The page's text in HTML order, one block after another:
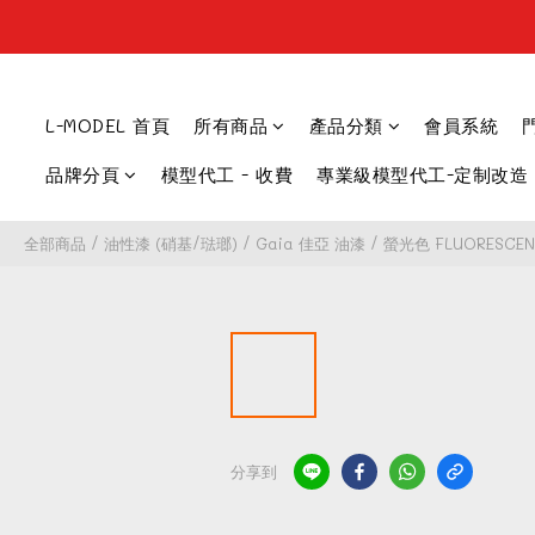
L-MODEL 首頁 所有商品 產品分類 會員系統
品牌分頁 模型代工 - 收費 專業級模型代工-定制改造
全部商品 / 油性漆 (硝基/琺瑯) / Gaia 佳亞 油漆 / 螢光色
分享到